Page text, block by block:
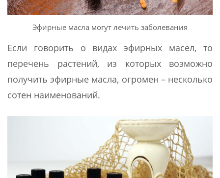
Эфирные масла могут лечить заболевания
Если говорить о видах эфирных масел, то
перечень растений, из которых возможно
получить эфирные масла, огромен – несколько
сотен наименований.